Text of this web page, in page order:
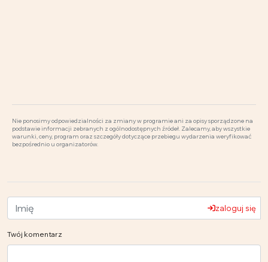
Nie ponosimy odpowiedzialności za zmiany w programie ani za opisy sporządzone na
podstawie informacji zebranych z ogólnodostępnych źródeł. Zalecamy, aby wszystkie
warunki, ceny, program oraz szczegóły dotyczące przebiegu wydarzenia weryfikować
bezpośrednio u organizatorów.
zaloguj się
Twój komentarz